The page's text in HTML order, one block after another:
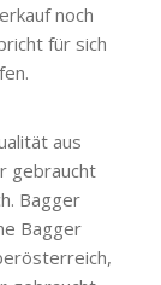
noch
für sich